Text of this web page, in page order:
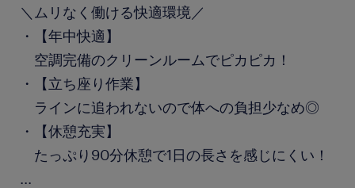
＼ムリなく働ける快適環境／
・【年中快適】
空調完備のクリーンルームでピカピカ！
・【立ち座り作業】
ラインに追われないので体への負担少なめ◎
・【休憩充実】
たっぷり90分休憩で1日の長さを感じにくい！
...